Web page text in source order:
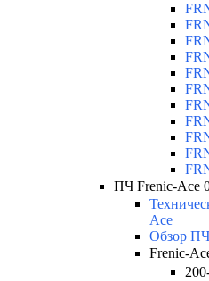
ПЧ Frenic-Ace
Ace
Обзор
Frenic-